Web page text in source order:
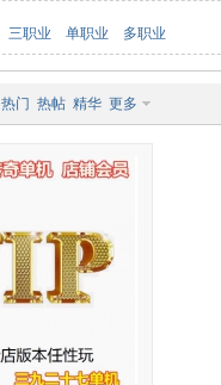
三职业 单职业 多职业
热门 热帖 精华 更多